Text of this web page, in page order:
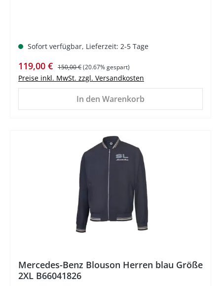
Sofort verfügbar, Lieferzeit: 2-5 Tage
Verkaufspreis:
119,00 € Regulärer Preis:
150,00 €(20.67% gespart)
Preise inkl. MwSt. zzgl. Versandkosten
In den Warenkorb
Mercedes-Benz Blouson Herren blau Größe
2XL B66041826